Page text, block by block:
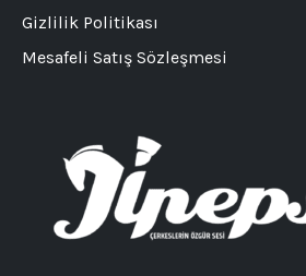
Gizlilik Politikası
Mesafeli Satış Sözleşmesi